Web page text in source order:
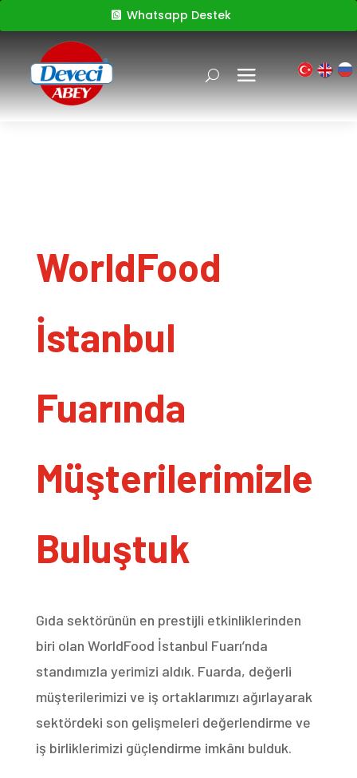
Whatsapp Destek
WorldFood
İstanbul
Fuarında
Müşterilerimizle
Buluştuk
Gıda sektörünün en prestijli etkinliklerinden
biri olan WorldFood İstanbul Fuarı’nda
standımızla yerimizi aldık. Fuarda, değerli
müşterilerimizi ve iş ortaklarımızı ağırlayarak
sektördeki son gelişmeleri değerlendirme ve
iş birliklerimizi güçlendirme imkânı bulduk.